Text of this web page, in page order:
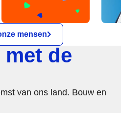
mensen
met de
van ons land. Bouw en